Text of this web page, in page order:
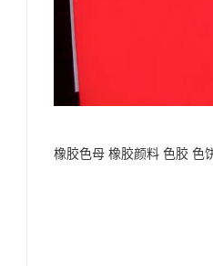
橡胶色母 橡胶颜料 色胶 色